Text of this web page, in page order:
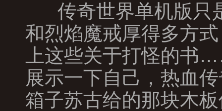
传奇世界单机版只
和烈焰魔戒厚得多方
上这些关于打怪的书
展示一下自己，热血
箱子苏古给的那块木